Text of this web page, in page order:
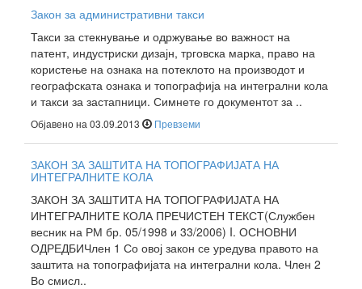
Закон за административни такси
Такси за стекнување и одржување во важност на
патент, индустриски дизајн, трговска марка, право на
користење на ознака на потеклото на производот и
географската ознака и топографија на интегрални кола
и такси за застапници. Симнете го документот за ..
Објавено на 03.09.2013 Превземи
ЗАКОН ЗА ЗАШТИТА НА ТОПОГРАФИЈАТА НА
ИНТЕГРАЛНИТЕ КОЛА
ЗАКОН ЗА ЗАШТИТА НА ТОПОГРАФИЈАТА НА
ИНТЕГРАЛНИТЕ КОЛА ПРЕЧИСТЕН ТЕКСТ(Службен
весник на РМ бр. 05/1998 и 33/2006) I. ОСНОВНИ
ОДРЕДБИЧлен 1 Со овој закон се уредува правото на
заштита на топографијата на интегрални кола. Член 2
Во смисл..